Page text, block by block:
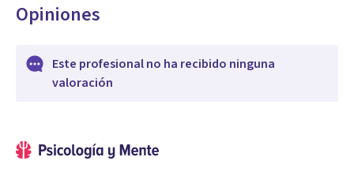
Opiniones
Este profesional no ha recibido ninguna
valoración